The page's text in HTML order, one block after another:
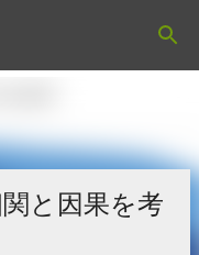
と因果を考